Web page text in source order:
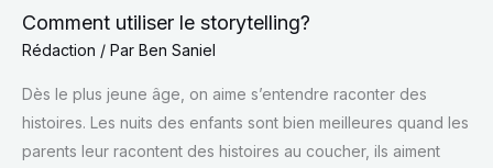
Comment utiliser le storytelling?
Rédaction / Par Ben Saniel
Dès le plus jeune âge, on aime s’entendre raconter des
histoires. Les nuits des enfants sont bien meilleures quand les
parents leur racontent des histoires au coucher, ils aiment